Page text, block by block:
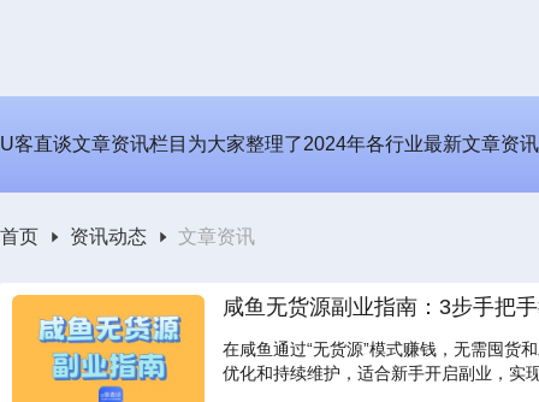
U客直谈文章资讯栏目为大家整理了2024年各行业最新文章资
首页 资讯动态 文章资讯
咸鱼无货源副业指南：3步手把
在咸鱼通过“无货源”模式赚钱，无需囤货
优化和持续维护，适合新手开启副业，实